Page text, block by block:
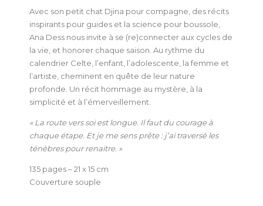
Avec son petit chat Djina pour compagne, des récits
inspirants pour guides et la science pour boussole,
Ana Dess nous invite à se (re)connecter aux cycles de
la vie, et honorer chaque saison. Au rythme du
calendrier Celte, l’enfant, l’adolescente, la femme et
l’artiste, cheminent en quête de leur nature
profonde. Un récit hommage au mystère, à la
simplicité et à l’émerveillement.
« La route vers soi est longue. Il faut du courage à
chaque étape. Et je me sens prête : j’ai traversé les
ténèbres pour renaitre. »
135 pages – 21 x 15 cm
Couverture souple